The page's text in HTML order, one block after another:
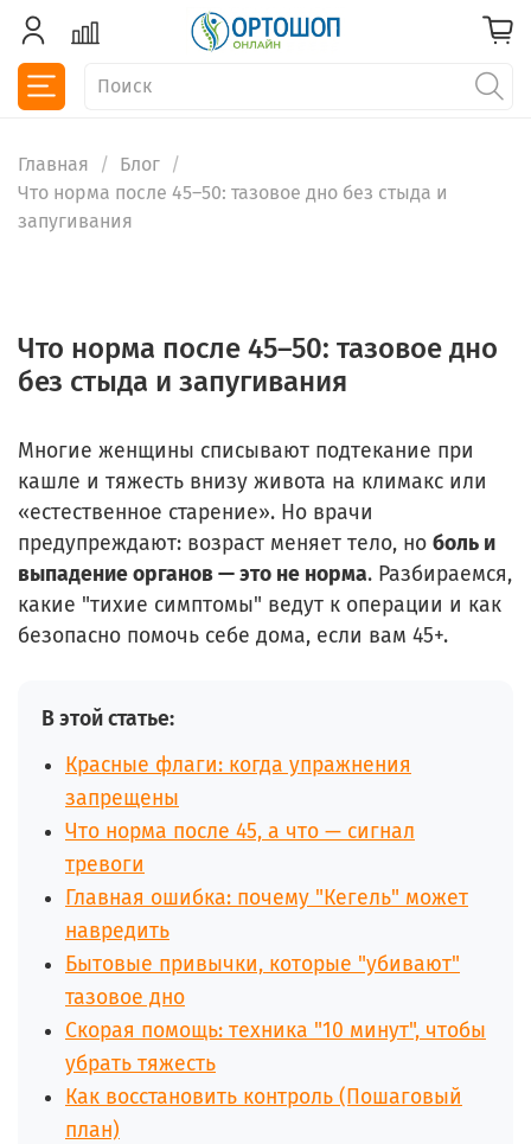
Главная
Блог
Что норма после 45–50: тазовое дно без стыда и
запугивания
Что норма после 45–50: тазовое дно
без стыда и запугивания
Многие женщины списывают подтекание при
кашле и тяжесть внизу живота на климакс или
«естественное старение». Но врачи
предупреждают: возраст меняет тело, но боль и
выпадение органов — это не норма. Разбираемся,
какие "тихие симптомы" ведут к операции и как
безопасно помочь себе дома, если вам 45+.
В этой статье:
Красные флаги: когда упражнения
запрещены
Что норма после 45, а что — сигнал
тревоги
Главная ошибка: почему "Кегель" может
навредить
Бытовые привычки, которые "убивают"
тазовое дно
Скорая помощь: техника "10 минут", чтобы
убрать тяжесть
Как восстановить контроль (Пошаговый
план)